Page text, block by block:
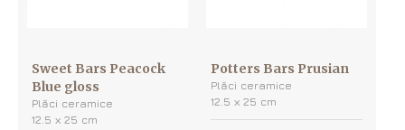
Sweet Bars Peacock
Blue gloss
Plăci ceramice
12.5 х 25 cm
Potters Bars Prusian
Plăci ceramice
12.5 х 25 cm